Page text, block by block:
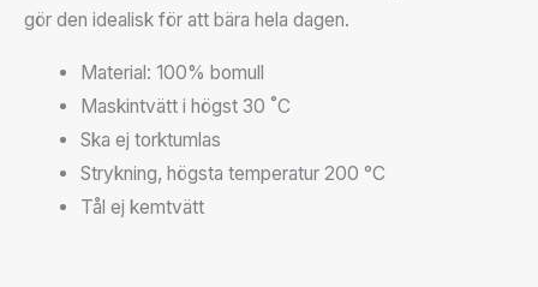
gör den idealisk för att bära hela dagen.
Material: 100% bomull
Maskintvätt i högst 30 ˚C
Ska ej torktumlas
Strykning, högsta temperatur 200 °C
Tål ej kemtvätt